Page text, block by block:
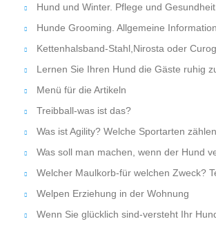
Hund und Winter. Pflege und Gesundheit.
Hunde Grooming. Allgemeine
Kettenhalsband-Stahl,Nirosta oder
Lernen Sie Ihren Hund die Gäste ruhig
Menü für die Artikeln
Treibball-was ist das?
Was ist Agility? Welche Sportarten
Was soll man machen, wenn der Hund
Welcher Maulkorb-für welchen Zweck?
Welpen Erziehung in der Wohnung
Wenn Sie glücklich sind-versteht Ihr